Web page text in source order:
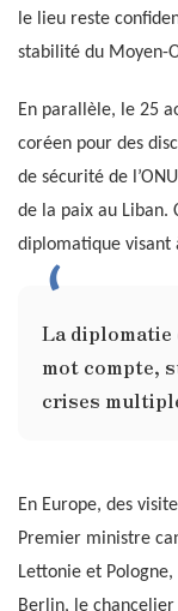
le lieu reste
stabilité du Moyen-
En parallèle, le 25
coréen pour des
de sécurité de
de la paix au Liban.
diplomatique visant
La diplomatie
mot compte,
crises
En Europe, des
Premier ministre
Lettonie et
Berlin, le